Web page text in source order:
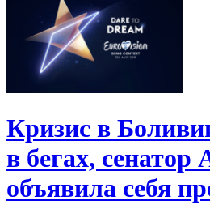
Кризис в
в бегах, сенатор
объявила себя